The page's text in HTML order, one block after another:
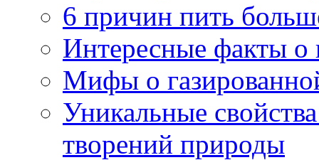
6 причин пить
Интересные факты о
Мифы о
Уникальные
творений природы